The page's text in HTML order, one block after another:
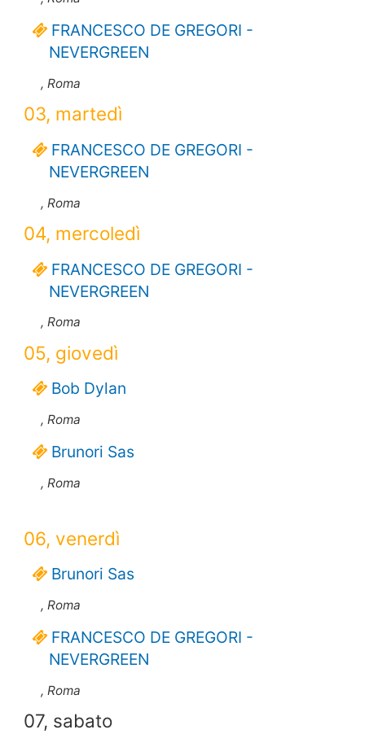
FRANCESCO DE GREGORI -
NEVERGREEN
, Roma
03, martedì
FRANCESCO DE GREGORI -
NEVERGREEN
, Roma
04, mercoledì
FRANCESCO DE GREGORI -
NEVERGREEN
, Roma
05, giovedì
Bob Dylan
, Roma
Brunori Sas
, Roma
06, venerdì
Brunori Sas
, Roma
FRANCESCO DE GREGORI -
NEVERGREEN
, Roma
07, sabato